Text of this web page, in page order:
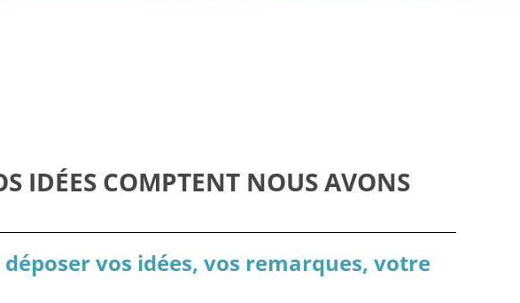
IDÉES COMPTENT NOUS AVONS
vos idées, vos remarques, votre